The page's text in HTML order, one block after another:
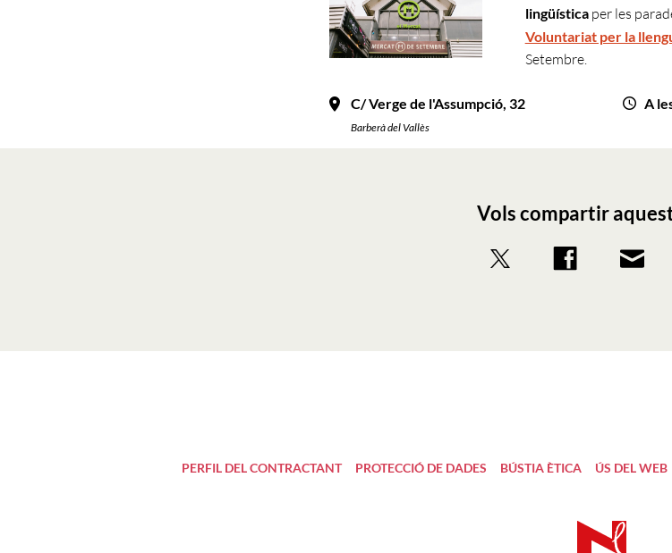
lingüística per les
Voluntariat per la
Setembre.
C/ Verge de l'Assumpció, 32
Barberà del Vallès
A
Vols compartir
PERFIL DEL CONTRACTANT PROTECCIÓ DE DADES BÚSTIA ÈTICA ÚS DEL WEB